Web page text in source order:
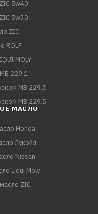
5w40
5w30
ZIC
ROLF
MOLY
229.1
MB 229.3
MB 229.5
МАСЛО
Honda
Лукойл
Nissan
Liqui Moly
ZIC